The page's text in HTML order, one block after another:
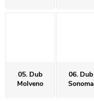
05. Dub
Molveno
06. Dub
Sonoma